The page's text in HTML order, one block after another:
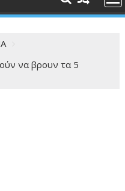
να βρουν τα 5